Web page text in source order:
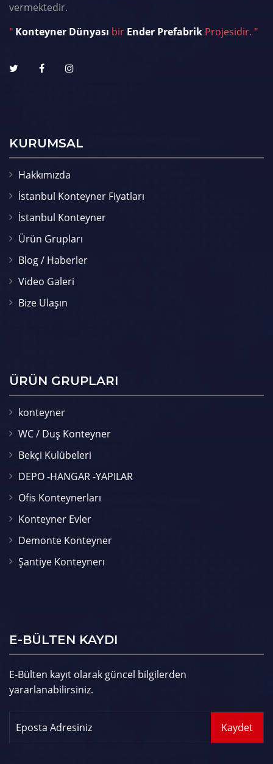
vermektedir.
" Konteyner Dünyası bir Ender Prefabrik Projesidir. "
KURUMSAL
Hakkımızda
İstanbul Konteyner Fiyatları
İstanbul Konteyner
Ürün Grupları
Blog / Haberler
Video Galeri
Bize Ulaşın
ÜRÜN GRUPLARI
konteyner
WC / Duş Konteyner
Bekçi Kulübeleri
DEPO -HANGAR -YAPILAR
Ofis Konteynerları
Konteyner Evler
Demonte Konteyner
Şantiye Konteynerı
E-BÜLTEN KAYDI
E-Bülten kayıt olarak güncel bilgilerden
yararlanabilirsiniz.